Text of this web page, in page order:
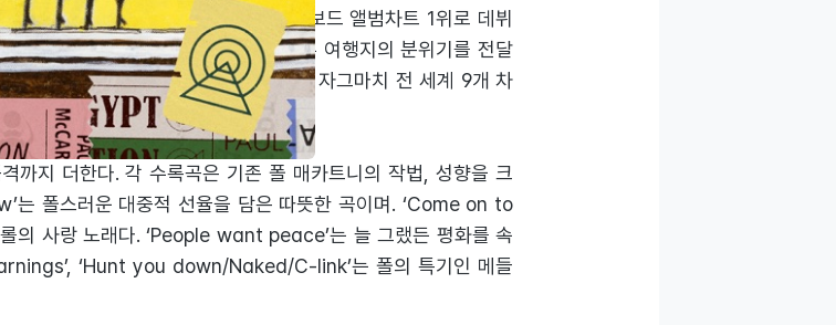
5년 만에 들고나온 신보는 최초로 빌보드 앨범차트 1위로 데뷔
. 뿐만 아니다. 16개 트랙에 각각 다른 여행지의 분위기를 전달
드를 제외한 14개의 음악 놀이동산은 자그마치 전 세계 9개 차
없는 엄청난 노익장의 저력이다.
까지 더한다. 각 수록곡은 기존 폴 매카트니의 작법, 성향을 크
는 폴스러운 대중적 선율을 담은 따뜻한 곡이며. ‘Come on to
의 사랑 노래다. ‘People want peace’는 늘 그랬든 평화를 속
‘Hunt you down/Naked/C-link’는 폴의 특기인 메들